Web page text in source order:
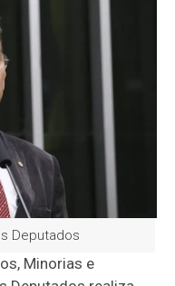
Deputados
Minorias e